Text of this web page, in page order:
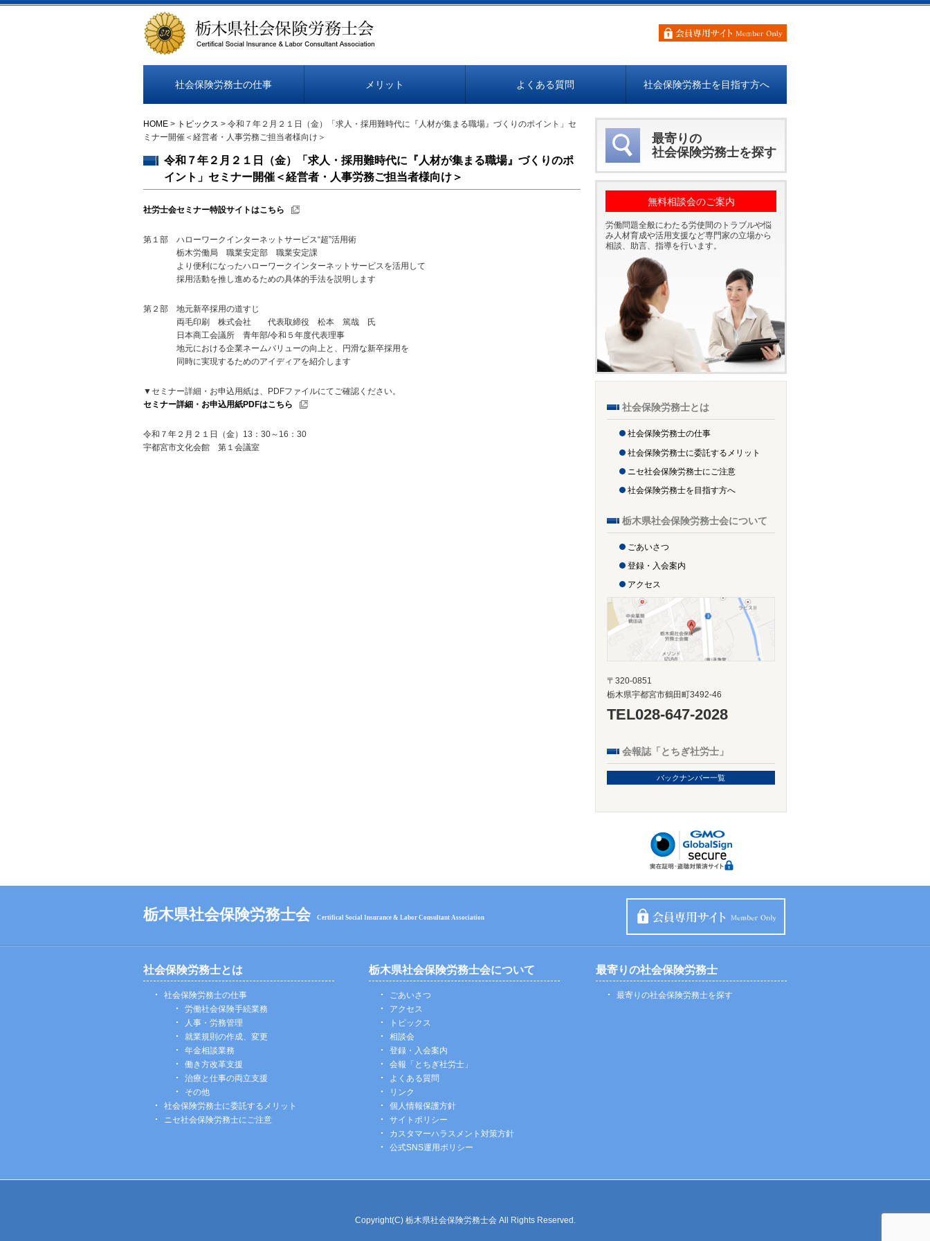
社会保険労務士の仕事 メリット よくある質問 社会保険労務士を目指す方へ
HOME > トピックス > 令和７年２月２１日（金）「求人・採用難時代に『人材が集まる職場』づくりのポイント」セ
ミナー開催＜経営者・人事労務ご担当者様向け＞
令和７年２月２１日（金）「求人・採用難時代に『人材が集まる職場』づくりのポ
イント」セミナー開催＜経営者・人事労務ご担当者様向け＞
社労士会セミナー特設サイトはこちら
第１部 ハローワークインターネットサービス“超”活用術
栃木労働局 職業安定部 職業安定課
より便利になったハローワークインターネットサービスを活用して
採用活動を推し進めるための具体的手法を説明します
第２部 地元新卒採用の道すじ
両毛印刷 株式会社 代表取締役 松本 篤哉 氏
日本商工会議所 青年部/令和５年度代表理事
地元における企業ネームバリューの向上と、円滑な新卒採用を
同時に実現するためのアイディアを紹介します
▼セミナー詳細・お申込用紙は、PDFファイルにてご確認ください。
セミナー詳細・お申込用紙PDFはこちら
令和７年２月２１日（金）13：30～16：30
宇都宮市文化会館 第１会議室
最寄りの
社会保険労務士を探す
無料相談会のご案内
労働問題全般にわたる労使間のトラブルや悩
み人材育成や活用支援など専門家の立場から
相談、助言、指導を行います。
社会保険労務士とは
社会保険労務士の仕事
社会保険労務士に委託するメリット
ニセ社会保険労務士にご注意
社会保険労務士を目指す方へ
栃木県社会保険労務士会について
ごあいさつ
登録・入会案内
アクセス
〒320-0851
栃木県宇都宮市鶴田町3492-46
TEL028-647-2028
会報誌「とちぎ社労士」
バックナンバー一覧
栃木県社会保険労務士会 Certifical Social Insurance & Labor Consultant Association
社会保険労務士とは
社会保険労務士の仕事
労働社会保険手続業務
人事・労務管理
就業規則の作成、変更
年金相談業務
働き方改革支援
治療と仕事の両立支援
その他
社会保険労務士に委託するメリット
ニセ社会保険労務士にご注意
栃木県社会保険労務士会について
ごあいさつ
アクセス
トピックス
相談会
登録・入会案内
会報「とちぎ社労士」
よくある質問
リンク
個人情報保護方針
サイトポリシー
カスタマーハラスメント対策方針
公式SNS運用ポリシー
最寄りの社会保険労務士
最寄りの社会保険労務士を探す
Copyright(C) 栃木県社会保険労務士会 All Rights Reserved.